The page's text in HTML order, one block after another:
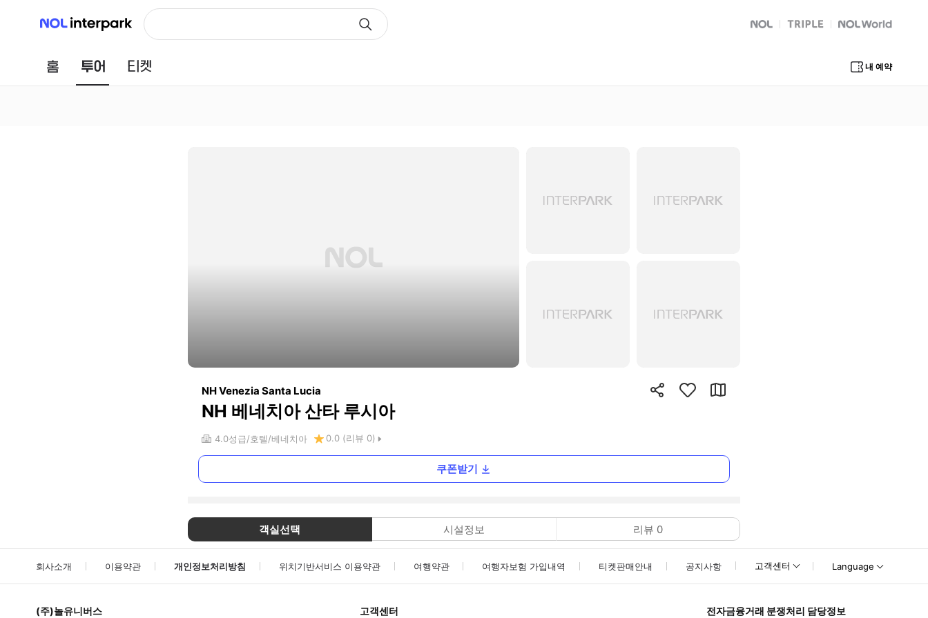
NOL 인터파크
NOL
트리플 Global Interpark
홈 투어 내 예약
NH Venezia Santa Lucia
NH 베네치아 산타 루시아
4.0성급 호텔 베네치아 0.0 (리뷰 0)
쿠폰받기
객실선택 시설정보 리뷰 0
회사소개 이용약관 개인정보처리방침 위치기반서비스 이용약관 여행약관 여행자보험 가입내역 티켓판매안내 공지사항 고객센터 Language
(주)놀유니버스 고객센터 전자금융거래 분쟁처리 담당정보